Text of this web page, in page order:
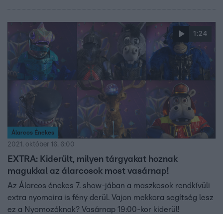
1:24
Álarcos Énekes
2021. október 16. 6:00
EXTRA: Kiderült, milyen tárgyakat hoznak
magukkal az álarcosok most vasárnap!
Az Álarcos énekes 7. show-jában a maszkosok rendkívüli
extra nyomaira is fény derül. Vajon mekkora segítség lesz
ez a Nyomozóknak? Vasárnap 19:00-kor kiderül!